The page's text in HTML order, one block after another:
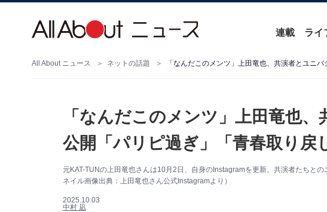
連載 ライ
All About ニュース ネットの話題 「なんだこのメンツ」上田竜也、共演者とユニ
「なんだこのメンツ」上田竜也
公開「パリピ過ぎ」「青春取り戻
元KAT-TUNの上田竜也さんは10月2日、自身のInstagramを更新。共演者たちと
ネイル画像出典：上田竜也さん公式Instagramより）
2025.10.03
中村 凪